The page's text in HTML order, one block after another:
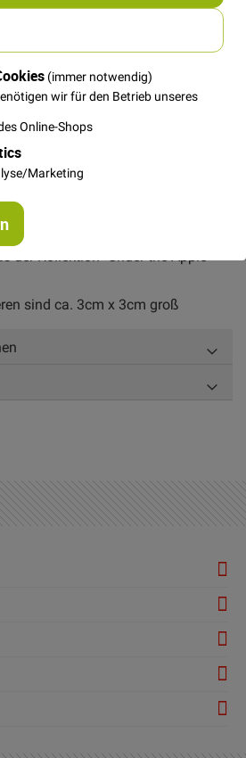
(immer notwendig)
wir für den Betrieb unseres
Online-Shops
Marketing
Menge
Warenkorb
Canvas von Loes van Oosten
der Kollektion "Under the Apple
sind ca. 3cm x 3cm groß